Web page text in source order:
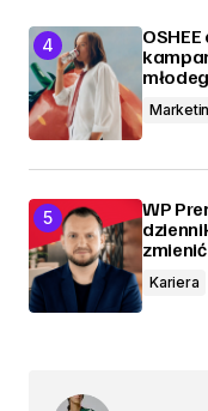
WP
Kariera